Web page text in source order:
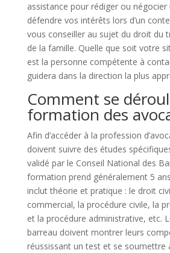
assistance pour rédiger ou
défendre vos intérêts lors d’un
vous conseiller au sujet du droit du
de la famille. Quelle que soit votre
est la personne compétente à
guidera dans la direction la plus
Comment se
formation des
Afin d’accéder à la profession
doivent suivre des études
validé par le Conseil National des
formation prend généralement 5
inclut théorie et pratique : le droit
commercial, la procédure civile, la
et la procédure administrative, etc.
barreau doivent montrer leurs
réussissant un test et se soumettre